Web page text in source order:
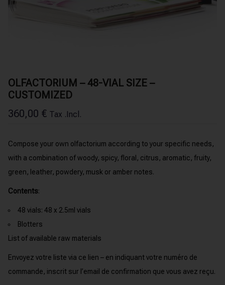
OLFACTORIUM – 48-VIAL SIZE –
CUSTOMIZED
360,00 € Tax .Incl.
Compose your own olfactorium according to your specific needs,
with a combination of woody, spicy, floral, citrus, aromatic, fruity,
green, leather, powdery, musk or amber notes.
Contents:
48 vials: 48 x 2.5ml vials
Blotters
List of available raw materials
Envoyez votre liste via ce lien – en indiquant votre numéro de
commande, inscrit sur l’email de confirmation que vous avez reçu.